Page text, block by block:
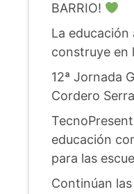
BARRIO!
La
construye en
12ª Jornada
Cordero
educación
para las
Continúan